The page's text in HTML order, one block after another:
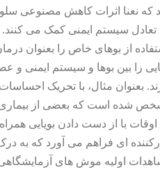
سیستم ایمنی کمک می کنند.
از بوهای خاص را بعنوان
را بین بوها و سیستم ایمنی و
بعنوان مثال، با تحریک
مشخص شده است که بعضی از
با از دست دادن بویایی
ای فراهم می آورد که به
اولیه موش های آزمایشگاهی